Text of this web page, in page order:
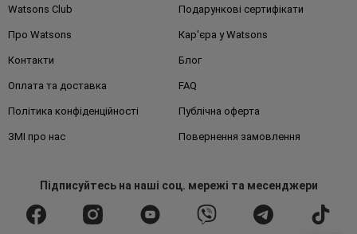
Watsons Club Подарункові сертифікати
Про Watsons Кар'єра у Watsons
Контакти Блог
Оплата та доставка FAQ
Політика конфіденційності Публічна оферта
ЗМІ про нас Повернення замовлення
Підписуйтесьна наші соц. мережі та месенджери